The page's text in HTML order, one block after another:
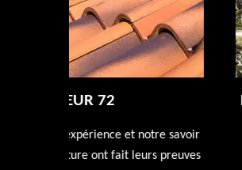
NETTOYAGE
Entreprise de nettoyage de